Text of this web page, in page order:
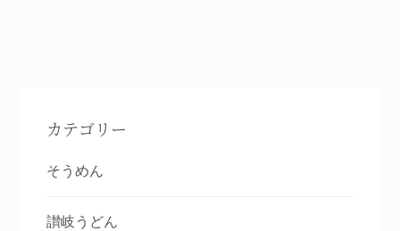
カテゴリー
そうめん
讃岐うどん